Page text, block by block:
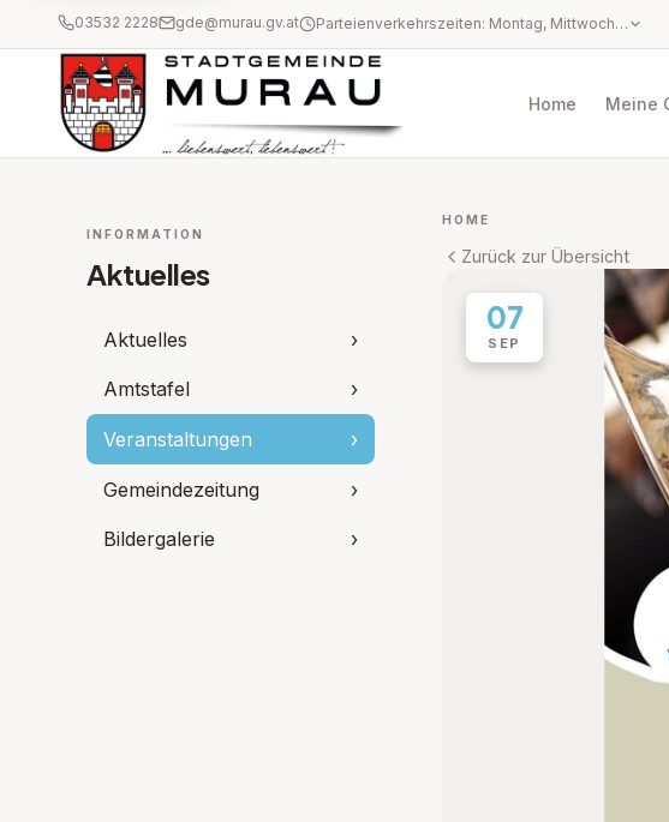
03532 2228 gde@murau.gv.at Parteienverkehrszeiten: Montag, Mittwoch und Freitag: 08.00 bis 12.30 Uhr Dienstag und Donnerstag: 08.00 bis 12.30 Uhr und 14.00 bis 16.00 Uhr Amtsstunden (ausgenommen die gesetzlichen Feiertage, der 24. und 31. Dezember): Montag bis Donnerstag von 08.00 Uhr bis 12.30 Uhr und von 14.00 Uhr bis 16.00 Uhr Freitag: 08.00 bis 12.30 Uhr
Home Meine
INFORMATION
Aktuelles
Aktuelles ›
Amtstafel ›
Veranstaltungen ›
Gemeindezeitung ›
Bildergalerie ›
HOME
Zurück zur Übersicht
07
SEP